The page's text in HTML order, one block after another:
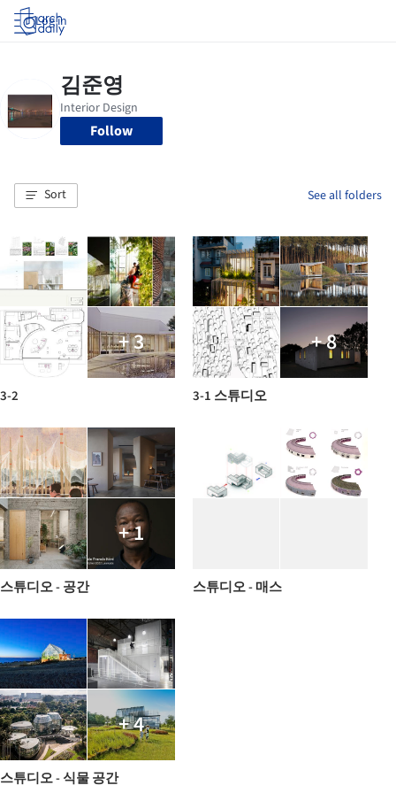
Log in
Follow
Sort See all folders
+ 3
3-2
+ 8
3-1 스튜디오
+ 1
스튜디오 - 공간 스튜디오 - 매스
+ 4
스튜디오 - 식물 공간